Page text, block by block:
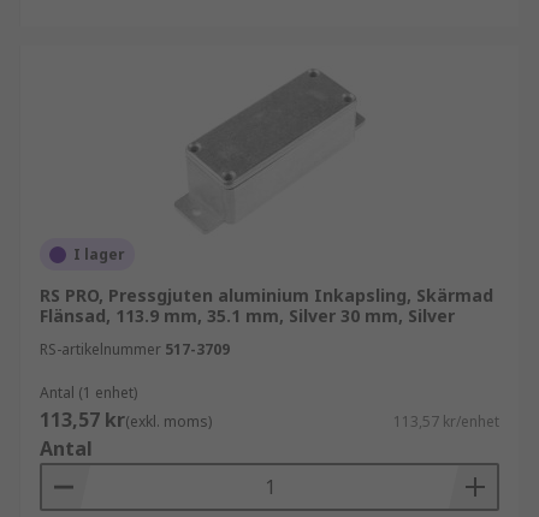
I lager
RS PRO, Pressgjuten aluminium Inkapsling, Skärmad
Flänsad, 113.9 mm, 35.1 mm, Silver 30 mm, Silver
RS-artikelnummer 517-3709
Antal (1 enhet)
113,57 kr(exkl. moms) 113,57 kr/enhet
Antal